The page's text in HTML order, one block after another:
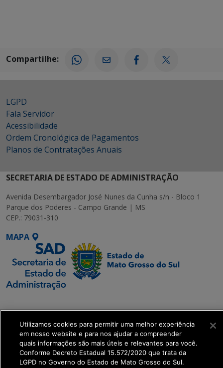
Compartilhe:
LGPD
Fala Servidor
Acessibilidade
Ordem Cronológica de Pagamentos
Planos de Contratações Anuais
SECRETARIA DE ESTADO DE ADMINISTRAÇÃO
Avenida Desembargador José Nunes da Cunha s/n - Bloco 1
Parque dos Poderes - Campo Grande | MS
CEP.: 79031-310
MAPA
Executiva de
Transformação Digital
get_footer();
Utilizamos cookies para permitir uma melhor experiência
em nosso website e para nos ajudar a compreender
quais informações são mais úteis e relevantes para você.
Conforme Decreto Estadual 15.572/2020 que trata da
LGPD no Governo do Estado de Mato Grosso do Sul.